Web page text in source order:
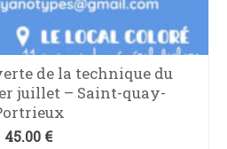
de la technique du
juillet – Saint-quay-
45.00 €